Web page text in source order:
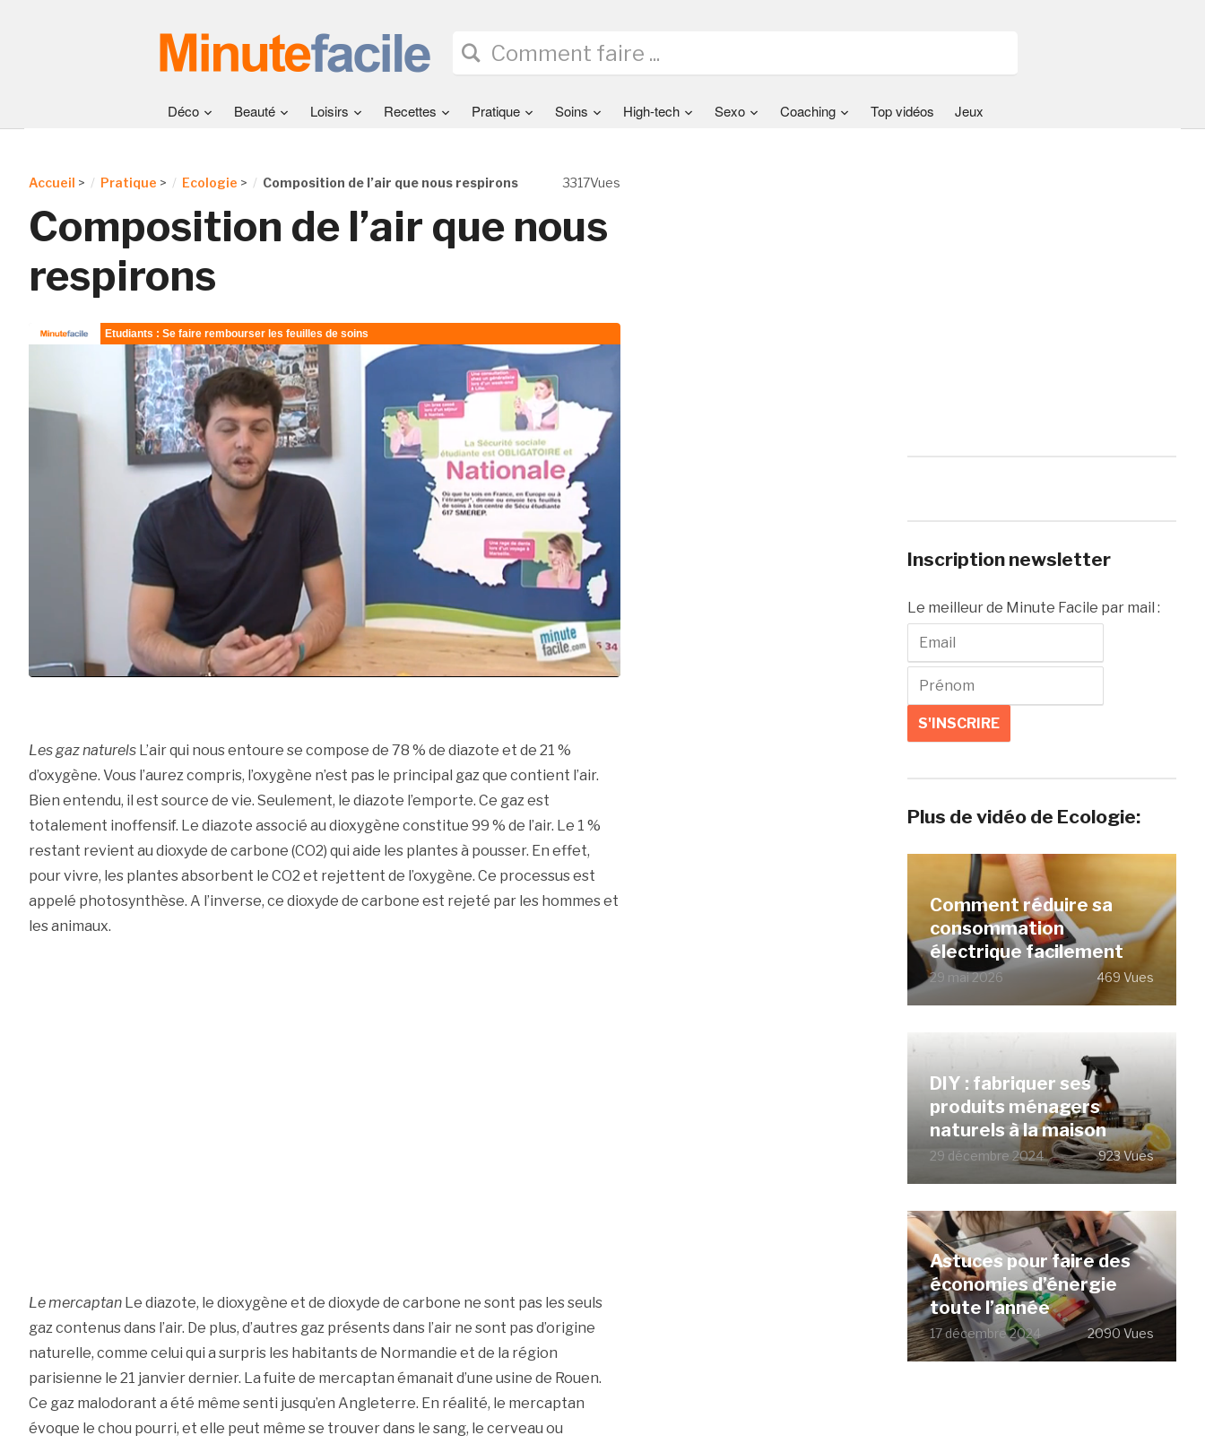
Déco Beauté Loisirs Recettes Pratique Soins High-tech Sexo Coaching Top vidéos Jeux
3317Vues
Accueil > Pratique > Ecologie > Composition de l’air que nous respirons
Composition de l’air que nous
respirons
Les gaz naturelsL’air qui nous entoure se compose de 78 % de diazote et de 21 %
d’oxygène. Vous l’aurez compris, l’oxygène n’est pas le principal gaz que contient l’air.
Bien entendu, il est source de vie. Seulement, le diazote l’emporte. Ce gaz est
totalement inoffensif. Le diazote associé au dioxygène constitue 99 % de l’air. Le 1 %
restant revient au dioxyde de carbone (CO2) qui aide les plantes à pousser. En effet,
pour vivre, les plantes absorbent le CO2 et rejettent de l’oxygène. Ce processus est
appelé photosynthèse. A l’inverse, ce dioxyde de carbone est rejeté par les hommes et
les animaux.
Le mercaptanLe diazote, le dioxygène et de dioxyde de carbone ne sont pas les seuls
gaz contenus dans l’air. De plus, d’autres gaz présents dans l’air ne sont pas d’origine
naturelle, comme celui qui a surpris les habitants de Normandie et de la région
parisienne le 21 janvier dernier. La fuite de mercaptan émanait d’une usine de Rouen.
Ce gaz malodorant a été même senti jusqu’en Angleterre. En réalité, le mercaptan
évoque le chou pourri, et elle peut même se trouver dans le sang, le cerveau ou
Inscription newsletter
Le meilleur de Minute Facile par mail :
Plus de vidéo de Ecologie:
Comment réduire sa
consommation
électrique facilement
29 mai 2026 469 Vues
DIY : fabriquer ses
produits ménagers
naturels à la maison
29 décembre 2024 923 Vues
Astuces pour faire des
économies d’énergie
toute l’année
17 décembre 2024 2090 Vues